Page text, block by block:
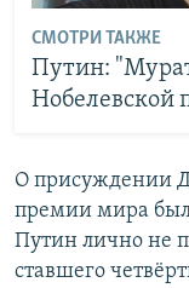
СМОТРИ ТАКЖЕ
Путин:
Нобелевской
О присуждении
премии мира
Путин лично не
ставшего